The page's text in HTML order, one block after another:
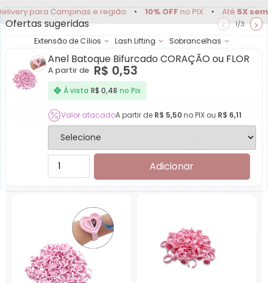
para Campinas e região • 10% OFFno PIX • Até5X sem
Extensão de Cílios Lash Lifting Sobrancelhas
Achadinhos Minha
Produtos para
Garanta desconto de Atacado em compras acima de
R$499,00.
Categorias
Todos os filtros
Ofertas sugeridas < 1/3 >
Anel Batoque Bifurcado CORAÇÃO ou FLOR
A partir de R$ 0,53
À vista R$ 0,48 no Pix
Valor atacadoA partir de R$ 5,50no PIX ou R$ 6,11
Adicionar